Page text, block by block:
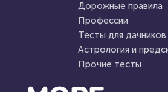
25 марта 2021 5269
14 декабря 2021
Дорожные правила
Профессии
Тесты для дачников
Астрология и
Прочие тесты